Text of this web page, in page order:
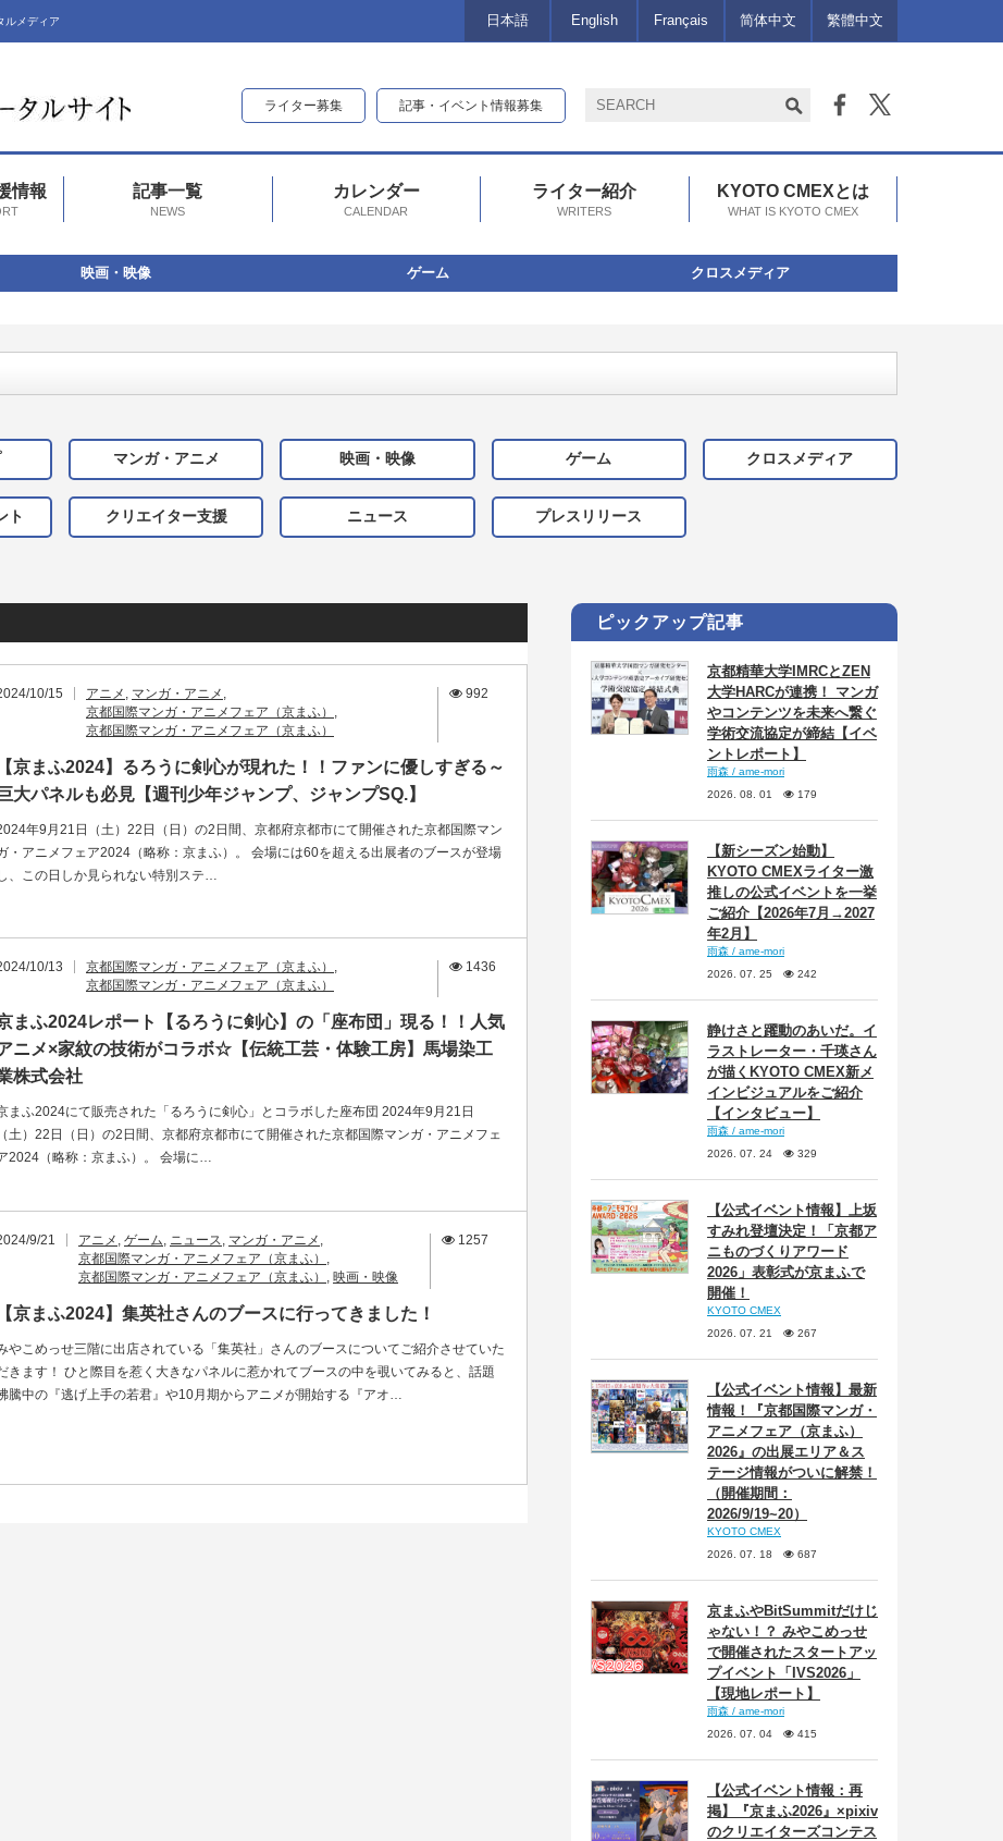
ルメディア 日本語 English Français 简体中文 繁體中文
ライター募集 記事・イベント情報募集
情報 記事一覧
NEWS
カレンダー
CALENDAR
ライター紹介
WRITERS
KYOTO CMEXとは
WHAT IS KYOTO CMEX
映画・映像 ゲーム クロスメディア
マンガ・アニメ 映画・映像 ゲーム クロスメディア
ト クリエイター支援 ニュース プレスリリース
10/15 アニメ , マンガ・アニメ ,
京都国際マンガ・アニメフェア（京まふ） ,
京都国際マンガ・アニメフェア（京まふ）
992
【京まふ2024】るろうに剣心が現れた！！ファンに優しすぎる～
巨大パネルも必見【週刊少年ジャンプ、ジャンプSQ.】
年9月21日（土）22日（日）の2日間、京都府京都市にて開催された京都国際マン
・アニメフェア2024（略称：京まふ）。 会場には60を超える出展者のブースが登場
、この日しか見られない特別ステ…
10/13 京都国際マンガ・アニメフェア（京まふ） ,
京都国際マンガ・アニメフェア（京まふ）
1436
まふ2024レポート【るろうに剣心】の「座布団」現る！！人気
ニメ×家紋の技術がコラボ☆【伝統工芸・体験工房】馬場染工
株式会社
まふ2024にて販売された「るろうに剣心」とコラボした座布団 2024年9月21日
（土）22日（日）の2日間、京都府京都市にて開催された京都国際マンガ・アニメフェ
2024（略称：京まふ）。 会場に…
9/21 アニメ , ゲーム, ニュース, マンガ・アニメ ,
京都国際マンガ・アニメフェア（京まふ） ,
京都国際マンガ・アニメフェア（京まふ） , 映画・映像
1257
【京まふ2024】集英社さんのブースに行ってきました！
やこめっせ三階に出店されている「集英社」さんのブースについてご紹介させていた
きます！ ひと際目を惹く大きなパネルに惹かれてブースの中を覗いてみると、話題
騰中の『逃げ上手の若君』や10月期からアニメが開始する『アオ…
ピックアップ記事
京都精華大学IMRCとZEN
大学HARCが連携！ マンガ
やコンテンツを未来へ繋ぐ
学術交流協定が締結【イベ
ントレポート】
雨森 / ame-mori
2026. 08. 01
179
【新シーズン始動】
KYOTO CMEXライター激
推しの公式イベントを一挙
ご紹介【2026年7月→2027
年2月】
雨森 / ame-mori
2026. 07. 25
242
静けさと躍動のあいだ。イ
ラストレーター・千瑛さん
が描くKYOTO CMEX新メ
インビジュアルをご紹介
【インタビュー】
雨森 / ame-mori
2026. 07. 24
329
【公式イベント情報】上坂
すみれ登壇決定！「京都ア
ニものづくりアワード
2026」表彰式が京まふで
開催！
KYOTO CMEX
2026. 07. 21
267
【公式イベント情報】最新
情報！『京都国際マンガ・
アニメフェア（京まふ）
2026』の出展エリア＆ス
テージ情報がついに解禁！
（開催期間：
2026/9/19~20）
KYOTO CMEX
2026. 07. 18
687
京まふやBitSummitだけじ
ゃない！？ みやこめっせ
で開催されたスタートアッ
プイベント「IVS2026」
【現地レポート】
雨森 / ame-mori
2026. 07. 04
415
【公式イベント情報：再
掲】『京まふ2026』×pixiv
のクリエイターズコンテス